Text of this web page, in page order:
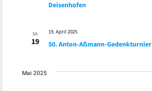
Deisenhofen
SA.
19 50. Anton-Aßmann-Gedenkturnier
19. April 2025
Mai 2025